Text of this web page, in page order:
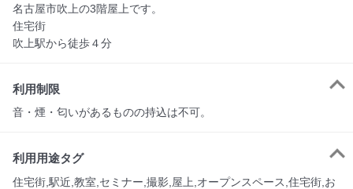
名古屋市吹上の3階屋上です。
住宅街
吹上駅から徒歩４分
利用制限
音・煙・匂いがあるものの持込は不可。
利用用途タグ
住宅街,駅近,教室,セミナー,撮影,屋上,オープンスペース,住宅街,お